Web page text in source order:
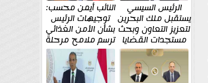
الرئيس السيسي
يستقبل ملك البحرين
لتعزيز التعاون وبحث
مستجدات القضايا
الإقليمية والدولية
النائب أيمن محسب:
توجيهات الرئيس
بشأن الأمن الغذائي
ترسم ملامح مرحلة
جديدة